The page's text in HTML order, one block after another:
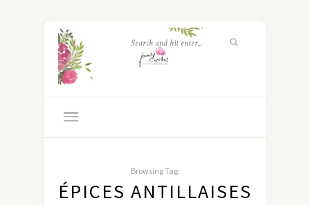
Browsing Tag:
ÉPICES ANTILLAISES